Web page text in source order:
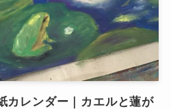
カレンダー｜カエルと蓮が